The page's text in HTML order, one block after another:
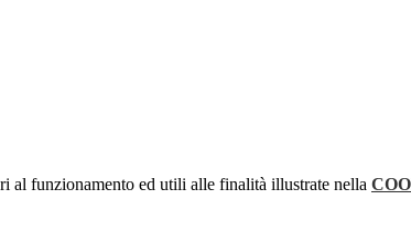
al funzionamento ed utili alle finalità illustrate nella